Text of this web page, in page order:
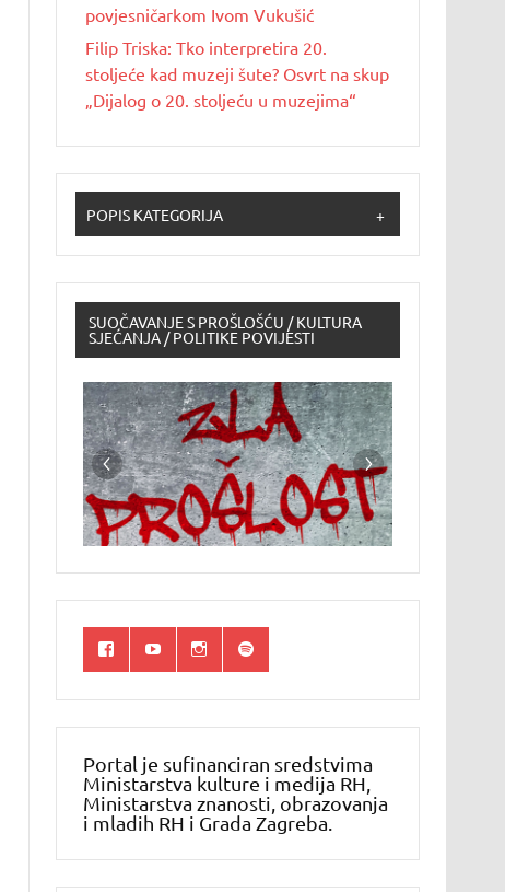
povjesničarkom Ivom Vukušić
Filip Triska: Tko interpretira 20.
stoljeće kad muzeji šute? Osvrt na skup
„Dijalog o 20. stoljeću u muzejima“
POPIS KATEGORIJA +
SUOČAVANJE S PROŠLOŠĆU / KULTURA
SJEĆANJA / POLITIKE POVIJESTI
Portal je sufinanciran sredstvima
Ministarstva kulture i medija RH,
Ministarstva znanosti, obrazovanja
i mladih RH i Grada Zagreba.